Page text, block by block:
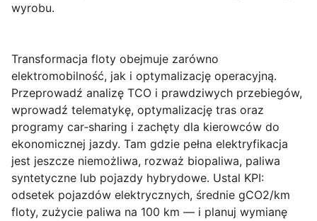
wyrobu.
Transformacja floty obejmuje zarówno
elektromobilność, jak i optymalizację operacyjną.
Przeprowadź analizę TCO i prawdziwych przebiegów,
wprowadź telematykę, optymalizację tras oraz
programy car‑sharing i zachęty dla kierowców do
ekonomicznej jazdy. Tam gdzie pełna elektryfikacja
jest jeszcze niemożliwa, rozważ biopaliwa, paliwa
syntetyczne lub pojazdy hybrydowe. Ustal KPI:
odsetek pojazdów elektrycznych, średnie gCO2/km
floty, zużycie paliwa na 100 km — i planuj wymianę